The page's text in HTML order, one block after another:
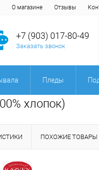
О магазине Отзывы
+7 (903) 017-80-49
Заказать звонок
Пледы
хлопок)
ПОХОЖИЕ ТОВАРЫ